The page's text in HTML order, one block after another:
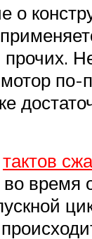
тактов
время